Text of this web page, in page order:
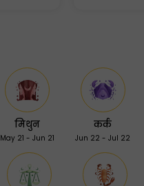
मिथुन
May 21 - Jun 21
कर्क
Jun 22 - Jul 22